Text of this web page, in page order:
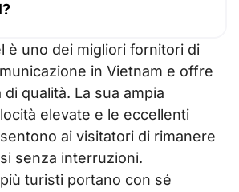
è uno dei migliori fornitori di
in Vietnam e offre
qualità. La sua ampia
elevate e le eccellenti
ai visitatori di rimanere
senza interruzioni.
turisti portano con sé